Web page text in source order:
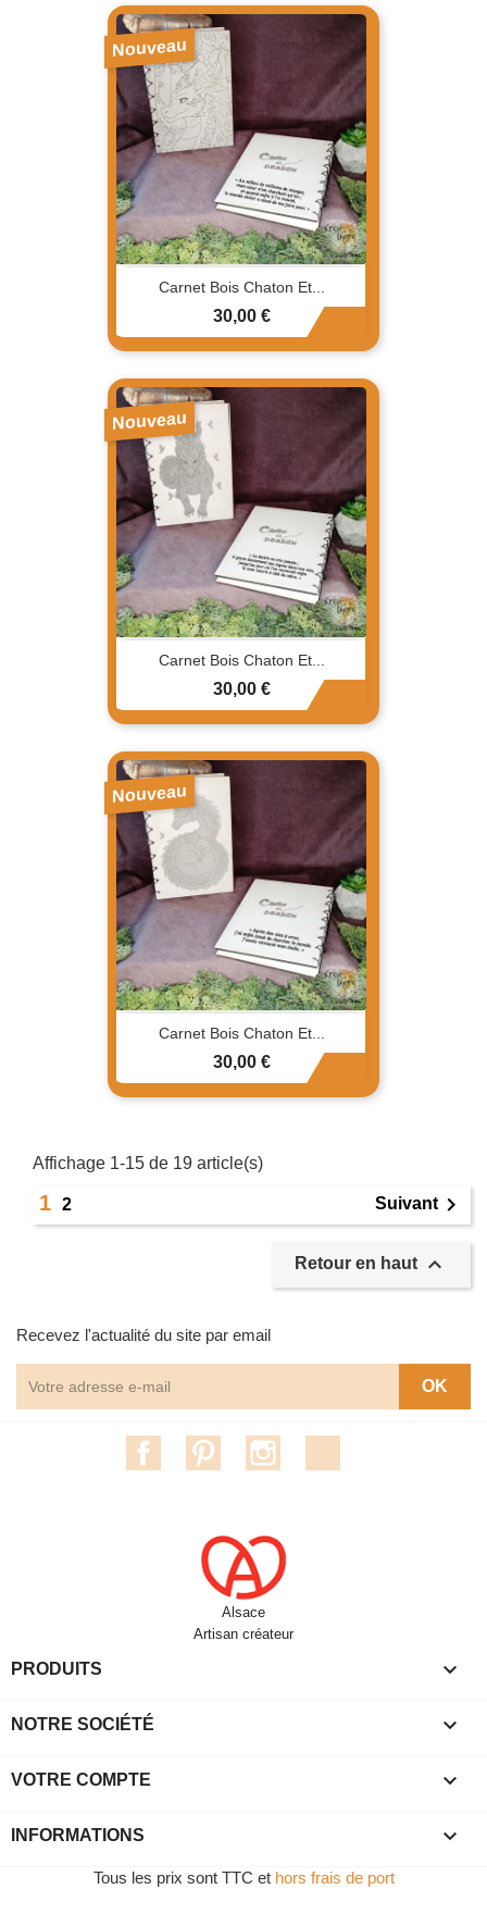
Carnet Bois Chaton Et...
Prix
30,00 €
Nouveau
Carnet Bois Chaton Et...
Prix
30,00 €
Nouveau
Carnet Bois Chaton Et...
Prix
30,00 €
Nouveau
Affichage 1-15 de 19 article(s)
1 2 Suivant
Retour en haut 
Recevez l'actualité du site par email
FacebookPinterest
Alsace
Artisan créateur
PRODUITS 
NOTRE SOCIÉTÉ 
VOTRE COMPTE 
INFORMATIONS 
Tous les prix sont TTC et hors frais de port